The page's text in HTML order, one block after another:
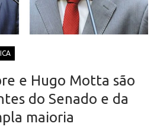
e Hugo Motta são
do Senado e da
maioria